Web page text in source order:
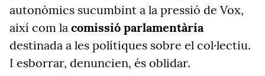
autonòmics sucumbint a la pressió de Vox,
així com la comissió parlamentària
destinada a les polítiques sobre el col·lectiu.
I esborrar, denuncien, és oblidar.